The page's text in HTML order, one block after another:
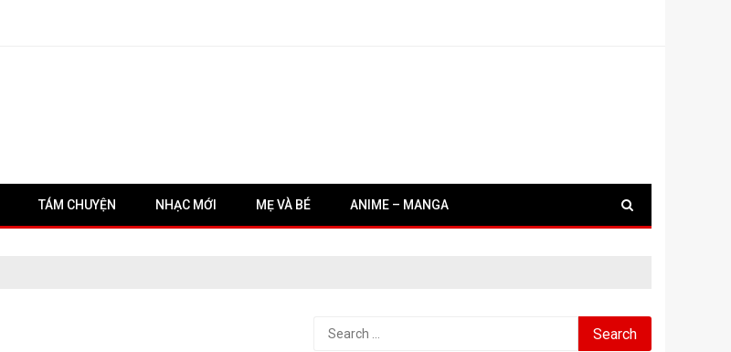
TÁM CHUYỆN NHẠC MỚI MẸ VÀ BÉ ANIME – MANGA
Search